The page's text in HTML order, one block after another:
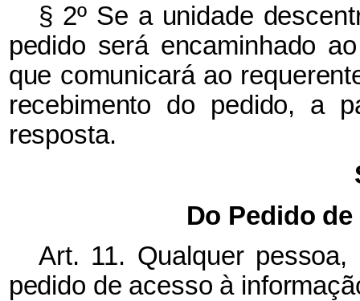
§ 2º Se a unidade
pedido será encaminhado
que comunicará ao
recebimento do pedido, a
resposta.
Do Pedido
Art. 11. Qualquer
pedido de acesso à